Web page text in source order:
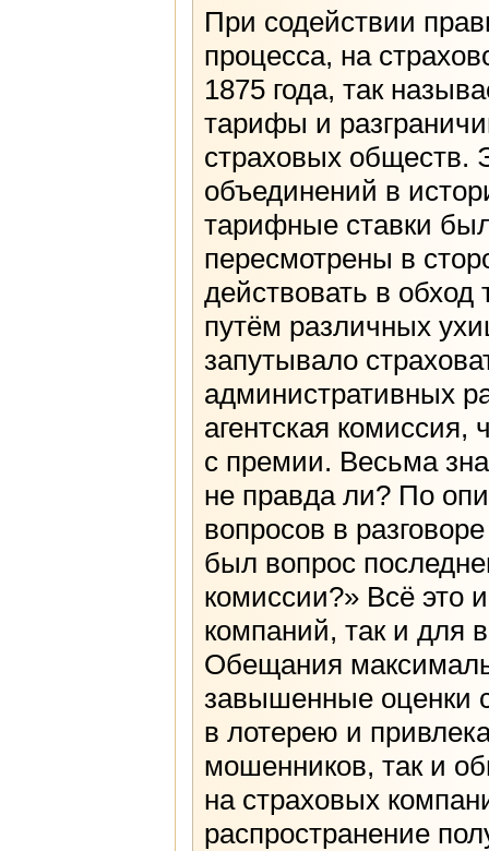
При содействии
процесса, на
1875 года, так
тарифы и
страховых обществ.
объединений в
тарифные ставки
пересмотрены в
действовать в
путём различных
запутывало
административных
агентская комиссия,
с премии. Весьма
не правда ли? По
вопросов в
был вопрос
комиссии?» Всё это
компаний, так и для
Обещания
завышенные оценки
в лотерею и
мошенников, так и
на страховых
распространение